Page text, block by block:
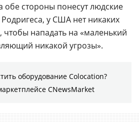
обе стороны понесут людские
у США нет никаких
чтобы нападать на «маленький
никакой угрозы».
оборудование Colocation?
CNewsMarket